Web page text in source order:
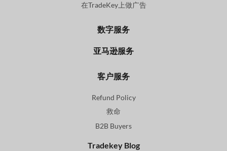
在TradeKey上做广告
数字服务
亚马逊服务
客户服务
Refund Policy
救命
B2B Buyers
Tradekey Blog